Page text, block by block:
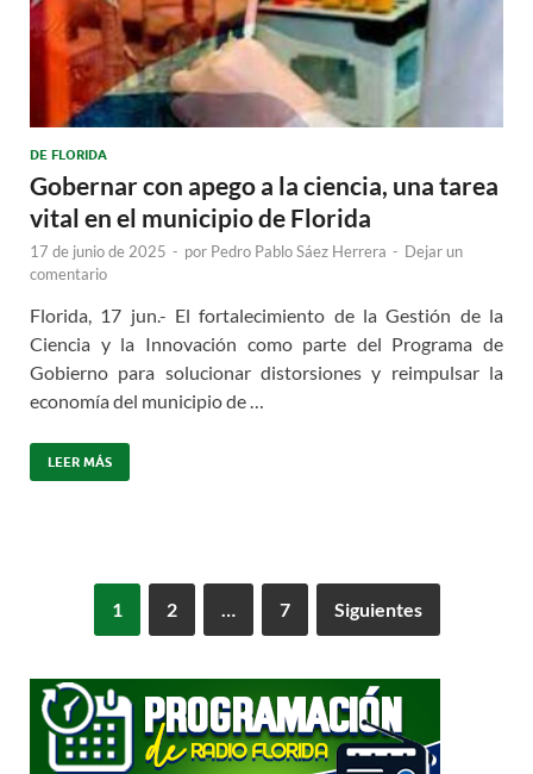
DE FLORIDA
Gobernar con apego a la ciencia, una tarea
vital en el municipio de Florida
17 de junio de 2025 - por Pedro Pablo Sáez Herrera - Dejar un
comentario
Florida, 17 jun.- El fortalecimiento de la Gestión de la
Ciencia y la Innovación como parte del Programa de
Gobierno para solucionar distorsiones y reimpulsar la
economía del municipio de …
LEER MÁS
1 2 7 Siguientes